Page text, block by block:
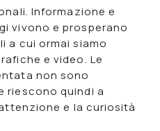
Informazione e
vivono e prosperano
a cui ormai siamo
e video. Le
non sono
quindi a
e la curiosità